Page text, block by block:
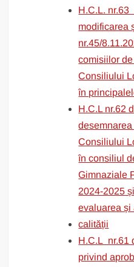
H.C.L. nr.63
modificarea
nr.45/
comisiilor
Consiliului
în
H.C.L nr.62
Consiliului
în consiliul
Gimnaziale
2024-2025
evaluarea și
calității
H.C.L nr.61
privind